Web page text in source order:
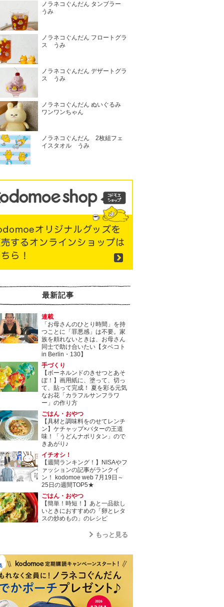
ノラネコぐんだん タンブラー
うみ
ノラネコぐんだん フロートグラ
ス うみ
ノラネコぐんだん デザートグラ
ス うみ
ノラネコぐんだん ぬいぐるみ
ワンワンちゃん
ノラネコぐんだん 2枚組フェ
イスタオル うみ
最新記事
連載
「お母さんのひとり時間」を持
つことに「罪悪感」は不要。家
族を頼れないときは、お母さん
同士で助け合いたい【タベコト
in Berlin・130】
手づくり
【ボーネルンドのきせつとあそ
ぼ！】画用紙に、塗って、切っ
て、貼って完成！ 夏を彩る元気
なお花「カラフルサンフラワ
ー」の作り方
ごはん・おやつ
【具材と調味料をのせてレンチ
ン】ケチャップ×バターの王道
味！「うどんナポリタン」ので
きあがり♪
イチオシ！
【週間ランキング！】NISAやフ
ァッションの記事がランクイ
ン！ kodomoe web 7月19日～
25日の週間TOP5★
ごはん・おやつ
【簡単！時短！】あと一品欲し
いときにおすすめの「卵とレタ
スの炒めもの」のレシピ
もっと見る